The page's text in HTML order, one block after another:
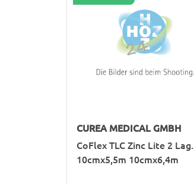
CUREA MEDICAL GMBH
CoFlex TLC Zinc Lite 2 Lag.
10cmx5,5m 10cmx6,4m